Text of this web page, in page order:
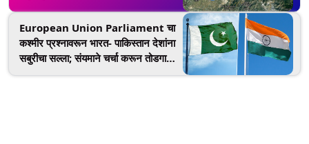
European Union Parliament चा
कश्मीर प्रश्नावरून भारत- पाकिस्तान देशांना
सबुरीचा सल्ला; संयमाने चर्चा करून तोडगा